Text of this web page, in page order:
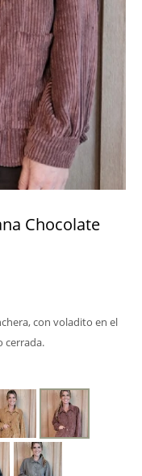
Chocolate
con voladito en el
cerrada.